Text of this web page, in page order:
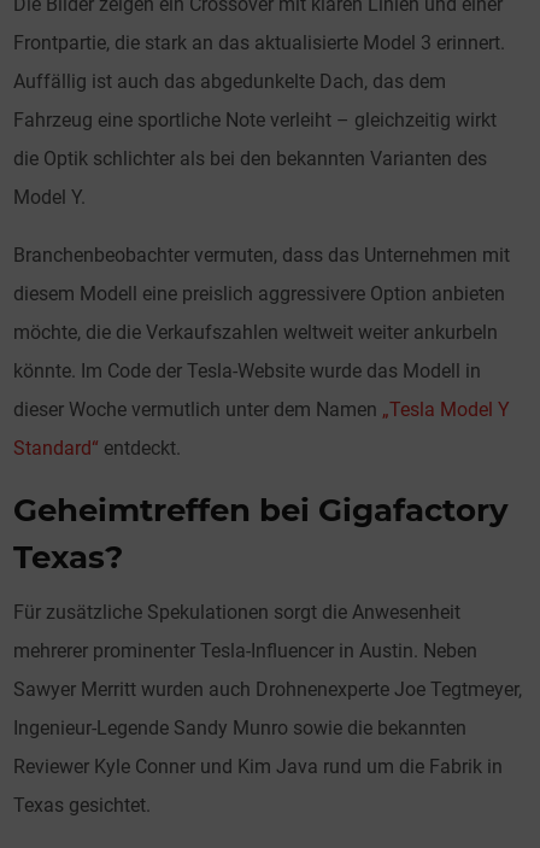
Frontpartie, die stark an das aktualisierte Model 3 erinnert.
Auffällig ist auch das abgedunkelte Dach, das dem
Fahrzeug eine sportliche Note verleiht – gleichzeitig wirkt
die Optik schlichter als bei den bekannten Varianten des
Model Y.
Branchenbeobachter vermuten, dass das Unternehmen mit
diesem Modell eine preislich aggressivere Option anbieten
möchte, die die Verkaufszahlen weltweit weiter ankurbeln
könnte. Im Code der Tesla-Website wurde das Modell in
dieser Woche vermutlich unter dem Namen „Tesla Model Y
Standard“ entdeckt.
Geheimtreffen bei Gigafactory
Texas?
Für zusätzliche Spekulationen sorgt die Anwesenheit
mehrerer prominenter Tesla-Influencer in Austin. Neben
Sawyer Merritt wurden auch Drohnenexperte Joe Tegtmeyer,
Ingenieur-Legende Sandy Munro sowie die bekannten
Reviewer Kyle Conner und Kim Java rund um die Fabrik in
Texas gesichtet.